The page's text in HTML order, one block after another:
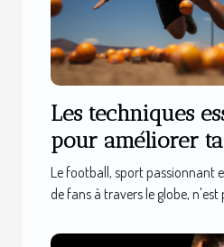
Les techniques
pour améliorer
ton agilité sur le
football
Le football, sport passionnant
de fans à travers le globe, n'est